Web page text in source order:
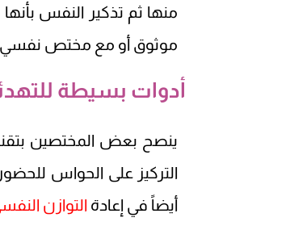
منها ثم تذكير النفس
موثوق أو مع مختص نفسي
أدوات بسيطة
التركيز على الحواس
أيضاً في إعادة التوازن